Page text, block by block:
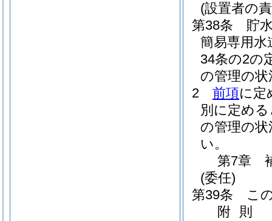
(設置者の
第38条
貯
簡易専用
34条の2の
の管理の
2
前項に定
別に定め
の管理の
い。
第7章
(委任)
第39条
こ
附 則